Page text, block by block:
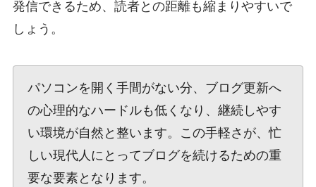
発信できるため、読者との距離も縮まりやすいで
しょう。
パソコンを開く手間がない分、ブログ更新へ
の心理的なハードルも低くなり、継続しやす
い環境が自然と整います。この手軽さが、忙
しい現代人にとってブログを続けるための重
要な要素となります。